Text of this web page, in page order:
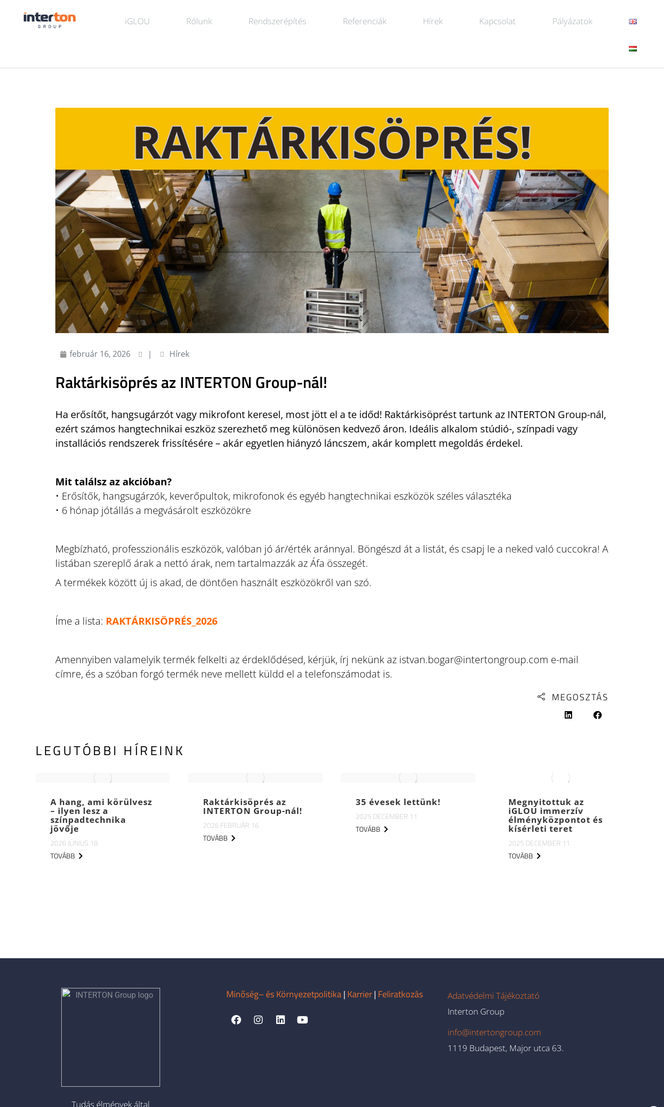
iGLOU Rólunk Rendszerépítés Referenciák Hírek Kapcsolat Pályázatok
február 16, 2026 | Hírek
Raktárkisöprés az INTERTON Group-nál!
Ha erősítőt, hangsugárzót vagy mikrofont keresel, most jött el a te időd! Raktárkisöprést tartunk az INTERTON Group-nál,
ezért számos hangtechnikai eszköz szerezhető meg különösen kedvező áron. Ideális alkalom stúdió-, színpadi vagy
installációs rendszerek frissítésére – akár egyetlen hiányzó láncszem, akár komplett megoldás érdekel.
Mit találsz az akcióban?
• Erősítők, hangsugárzók, keverőpultok, mikrofonok és egyéb hangtechnikai eszközök széles választéka
• 6 hónap jótállás a megvásárolt eszközökre
Megbízható, professzionális eszközök, valóban jó ár/érték aránnyal. Böngészd át a listát, és csapj le a neked való cuccokra! A
listában szereplő árak a nettó árak, nem tartalmazzák az Áfa összegét.
A termékek között új is akad, de döntően használt eszközökről van szó.
Íme a lista: RAKTÁRKISÖPRÉS_2026
Amennyiben valamelyik termék felkelti az érdeklődésed, kérjük, írj nekünk az istvan.bogar@intertongroup.com e-mail
címre, és a szóban forgó termék neve mellett küldd el a telefonszámodat is.
MEGOSZTÁS
LEGUTÓBBI HÍREINK
A hang, ami körülvesz
– ilyen lesz a
színpadtechnika
jövője
2026 JÚNIUS 18
TOVÁBB
Raktárkisöprés az
INTERTON Group-nál!
2026 FEBRUÁR 16
TOVÁBB
35 évesek lettünk!
2025 DECEMBER 11
TOVÁBB
Megnyitottuk az
iGLOU immerzív
élményközpontot és
kísérleti teret
2025 DECEMBER 11
TOVÁBB
Tudás élmények által
Minőség– és Környezetpolitika| Karrier| Feliratkozás
Adatvédelmi Tájékoztató
Interton Group
info@intertongroup.com
1119 Budapest, Major utca 63.